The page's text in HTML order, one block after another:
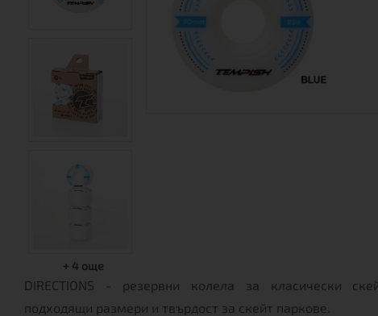
+ 4 още
DIRECTIONS - резервни колела за класически
подходящи размери и твърдост за скейт паркове.